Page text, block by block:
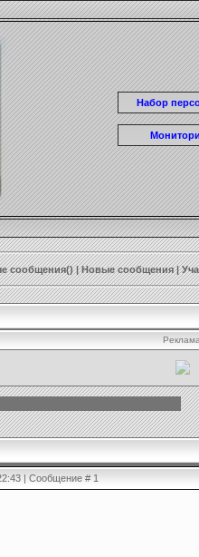
Набор
сообщения()|Новые сообщения|
Реклама
| Сообщение # 1